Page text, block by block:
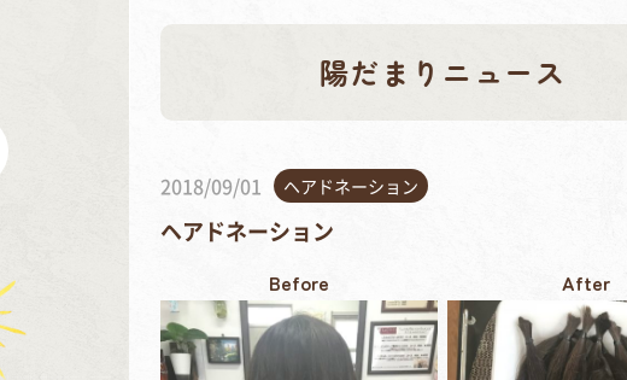
陽だまりニュース
2018/09/01 ヘアドネーション
ヘアドネーション
Before After